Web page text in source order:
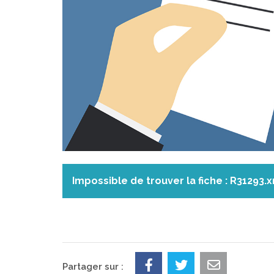
Impossible de trouver la fiche :
Partager sur :